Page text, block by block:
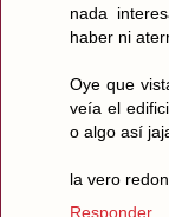
nada
haber ni
Oye que
veía el
o algo así
la vero
Responder